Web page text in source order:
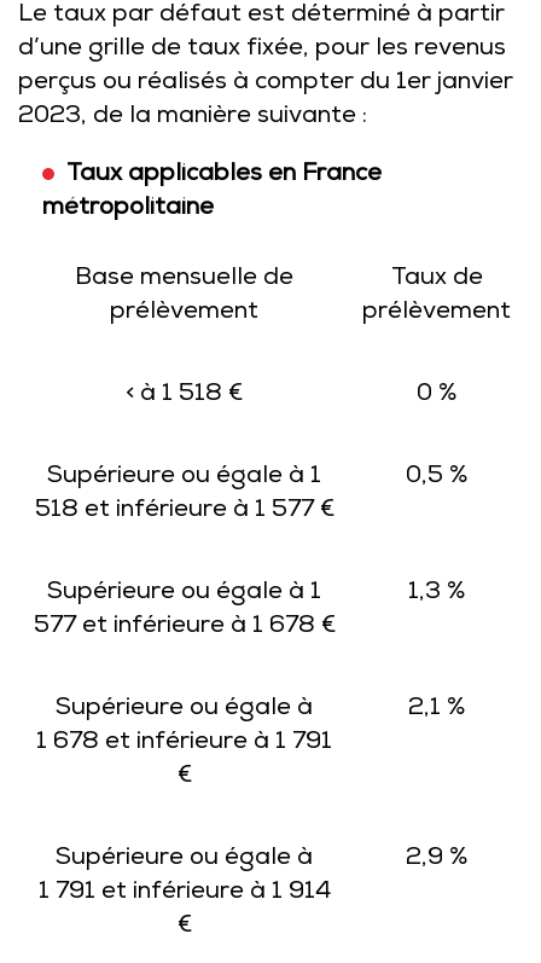
Le taux par défaut est déterminé à partir
d’une grille de taux fixée, pour les revenus
perçus ou réalisés à compter du 1er janvier
2023, de la manière suivante :
Taux applicables en France
métropolitaine
Base mensuelle de
prélèvement
Taux de
prélèvement
< à 1 518 € 0 %
Supérieure ou égale à 1
518 et inférieure à 1 577 €
0,5 %
Supérieure ou égale à 1
577 et inférieure à 1 678 €
1,3 %
Supérieure ou égale à
1 678 et inférieure à 1 791
€
2,1 %
Supérieure ou égale à
1 791 et inférieure à 1 914
€
2,9 %